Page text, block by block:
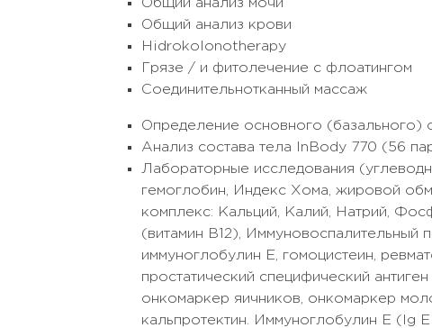
Общий анализ мочи
Общий анализ крови
Hidrokolonotherapy
Грязе / и фитолечение с флоатингом
Соединительнотканный массаж
Определение основного (базального)
Анализ состава тела InBody 770 (56
Лабораторные исследования
гемоглобин, Индекс Хома, жировой
комплекс: Кальций, Калий, Натрий,
(витамин В12), Иммуновоспалительный
иммуноглобулин Е, гомоцистеин,
простатический специфический
онкомаркер яичников, онкомаркер
кальпротектин. Иммуноглобулин Е (Ig